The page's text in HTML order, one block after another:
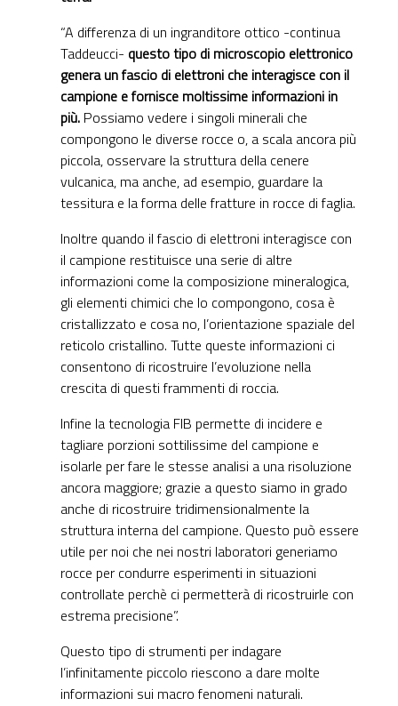
“A differenza di un ingranditore ottico -continua
Taddeucci- questo tipo di microscopio elettronico
genera un fascio di elettroni che interagisce con il
campione e fornisce moltissime informazioni in
più. Possiamo vedere i singoli minerali che
compongono le diverse rocce o, a scala ancora più
piccola, osservare la struttura della cenere
vulcanica, ma anche, ad esempio, guardare la
tessitura e la forma delle fratture in rocce di faglia.
Inoltre quando il fascio di elettroni interagisce con
il campione restituisce una serie di altre
informazioni come la composizione mineralogica,
gli elementi chimici che lo compongono, cosa è
cristallizzato e cosa no, l’orientazione spaziale del
reticolo cristallino. Tutte queste informazioni ci
consentono di ricostruire l’evoluzione nella
crescita di questi frammenti di roccia.
Infine la tecnologia FIB permette di incidere e
tagliare porzioni sottilissime del campione e
isolarle per fare le stesse analisi a una risoluzione
ancora maggiore; grazie a questo siamo in grado
anche di ricostruire tridimensionalmente la
struttura interna del campione. Questo può essere
utile per noi che nei nostri laboratori generiamo
rocce per condurre esperimenti in situazioni
controllate perchè ci permetterà di ricostruirle con
estrema precisione”.
Questo tipo di strumenti per indagare
l’infinitamente piccolo riescono a dare molte
informazioni sui macro fenomeni naturali.